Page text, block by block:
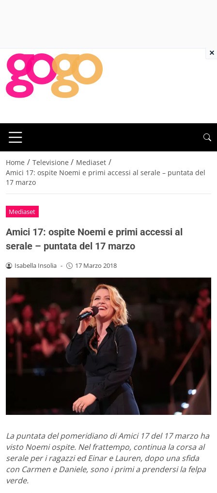
Home / Televisione / Mediaset /
Amici 17: ospite Noemi e primi accessi al serale – puntata del
17 marzo
Mediaset
Amici 17: ospite Noemi e primi accessi al
serale – puntata del 17 marzo
Isabella Insolia - 17 Marzo 2018
La puntata del pomeridiano di Amici 17 del 17 marzo ha
visto Noemi ospite. Nel frattempo, continua la corsa al
serale per i ragazzi ed Einar e Lauren, dopo una sfida
con Carmen e Daniele, sono i primi a prendersi la felpa
verde.
×